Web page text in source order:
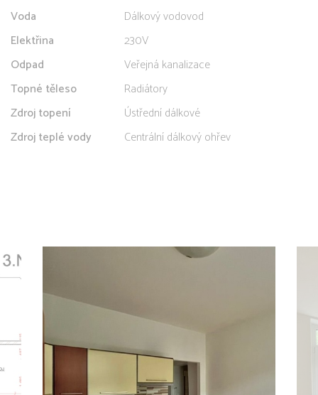
Voda
Dálkový vodovod
Elektřina
230V
Odpad
Veřejná kanalizace
Topné těleso
Radiátory
Zdroj topení
Ústřední dálkové
Zdroj teplé vody
Centrální dálkový ohřev